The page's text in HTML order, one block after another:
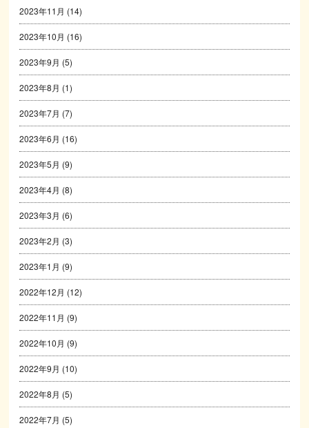
2023年11月 (14)
2023年10月 (16)
2023年9月 (5)
2023年8月 (1)
2023年7月 (7)
2023年6月 (16)
2023年5月 (9)
2023年4月 (8)
2023年3月 (6)
2023年2月 (3)
2023年1月 (9)
2022年12月 (12)
2022年11月 (9)
2022年10月 (9)
2022年9月 (10)
2022年8月 (5)
2022年7月 (5)